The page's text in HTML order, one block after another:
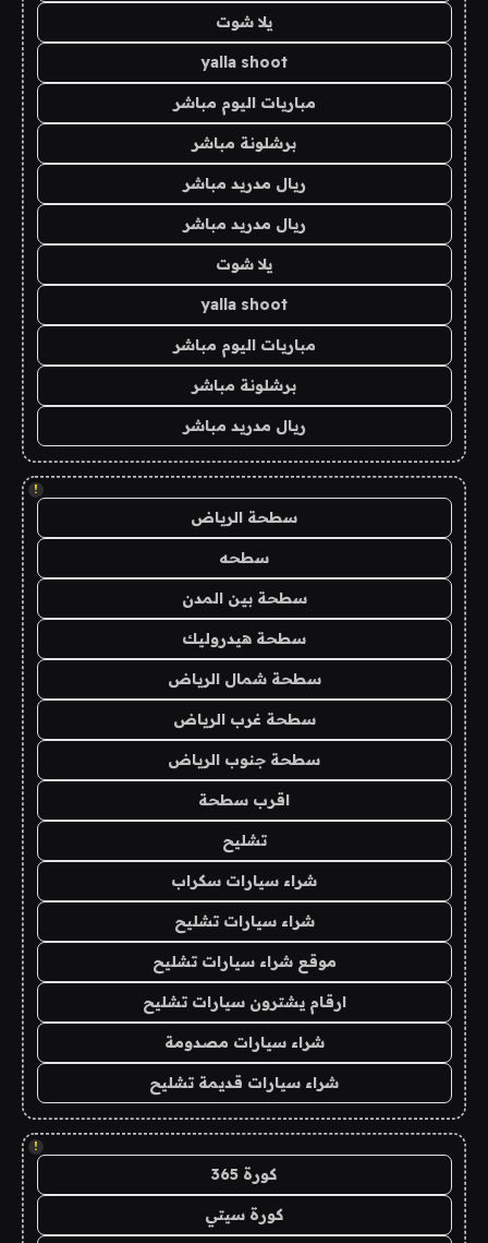
يلا شوت
yalla shoot
مباريات اليوم مباشر
برشلونة مباشر
ريال مدريد مباشر
ريال مدريد مباشر
يلا شوت
yalla shoot
مباريات اليوم مباشر
برشلونة مباشر
ريال مدريد مباشر
!
سطحة الرياض
سطحه
سطحة بين المدن
سطحة هيدروليك
سطحة شمال الرياض
سطحة غرب الرياض
سطحة جنوب الرياض
اقرب سطحة
تشليح
شراء سيارات سكراب
شراء سيارات تشليح
موقع شراء سيارات تشليح
ارقام يشترون سيارات تشليح
شراء سيارات مصدومة
شراء سيارات قديمة تشليح
!
كورة 365
كورة سيتي